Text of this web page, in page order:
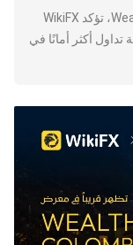
الملخص：من خلال Wealth Expo Colombia 2026، تؤكد WikiFX
تداول أكثر أمانًا في